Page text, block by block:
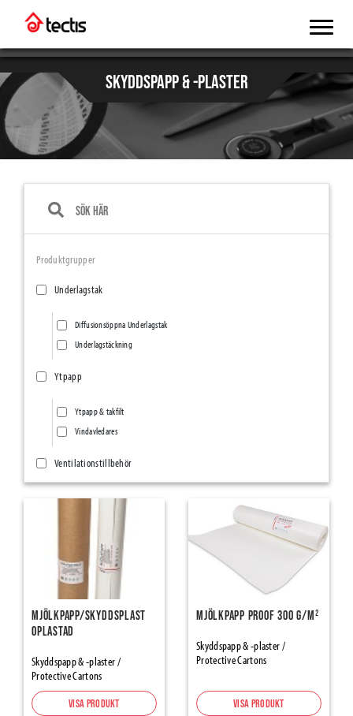
SKYDDSPAPP & -PLASTER
Produktgrupper
Underlagstak
Diffusionsöppna Underlagstak
Underlagstäckning
Ytpapp
Ytpapp & takfilt
Vindavledares
Ventilationstillbehör
Ventilationsnät/Insektsnät
Övriga ventilationstillbehör
Ång- & Luftspärrar
Vindskydd
Element Joint Sealing
Foam Tapes and Damber Bands
Expanderande Tejp
Mjölkpapp/Skyddsplast
Oplastad
Skyddspapp & -plaster /
Protective Cartons
Visa produkt
Mjölkpapp Proof 300 g/m²
Skyddspapp & -plaster /
Protective Cartons
Visa produkt